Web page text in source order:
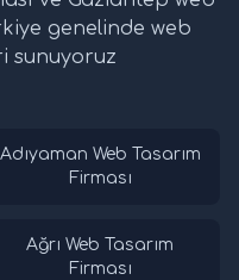
genelinde web
sunuyoruz
Adıyaman Web Tasarım
Firması
Ağrı Web Tasarım
Firması